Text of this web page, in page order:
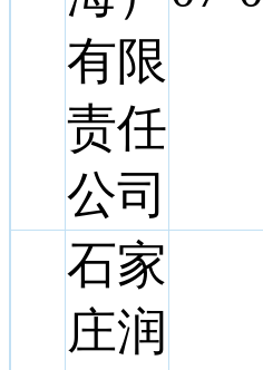
有限
责任
公司
石家
庄润